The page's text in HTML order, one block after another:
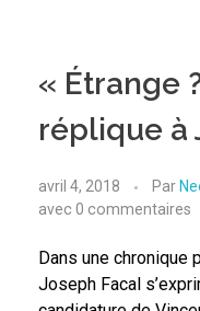
« Étrange
réplique à
avril 4, 2018 Par
avec 0 commentaires
Dans une chronique
Joseph Facal